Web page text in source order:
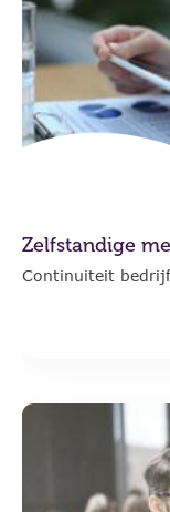
Zelfstandige
Continuiteit